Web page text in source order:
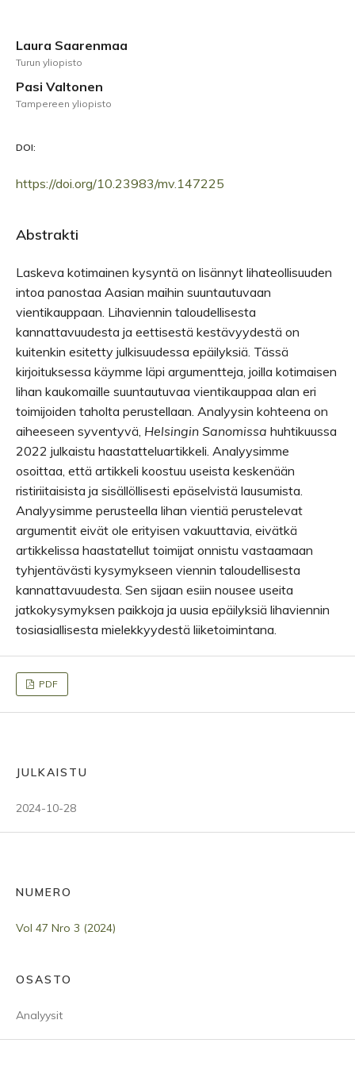
Laura Saarenmaa
Turun yliopisto
Pasi Valtonen
Tampereen yliopisto
DOI:
https://doi.org/10.23983/mv.147225
Abstrakti
Laskeva kotimainen kysyntä on lisännyt lihateollisuuden
intoa panostaa Aasian maihin suuntautuvaan
vientikauppaan. Lihaviennin taloudellisesta
kannattavuudesta ja eettisestä kestävyydestä on
kuitenkin esitetty julkisuudessa epäilyksiä. Tässä
kirjoituksessa käymme läpi argumentteja, joilla kotimaisen
lihan kaukomaille suuntautuvaa vientikauppaa alan eri
toimijoiden taholta perustellaan. Analyysin kohteena on
aiheeseen syventyvä, Helsingin Sanomissa huhtikuussa
2022 julkaistu haastatteluartikkeli. Analyysimme
osoittaa, että artikkeli koostuu useista keskenään
ristiriitaisista ja sisällöllisesti epäselvistä lausumista.
Analyysimme perusteella lihan vientiä perustelevat
argumentit eivät ole erityisen vakuuttavia, eivätkä
artikkelissa haastatellut toimijat onnistu vastaamaan
tyhjentävästi kysymykseen viennin taloudellisesta
kannattavuudesta. Sen sijaan esiin nousee useita
jatkokysymyksen paikkoja ja uusia epäilyksiä lihaviennin
tosiasiallisesta mielekkyydestä liiketoimintana.
PDF
JULKAISTU
2024-10-28
NUMERO
Vol 47 Nro 3 (2024)
OSASTO
Analyysit